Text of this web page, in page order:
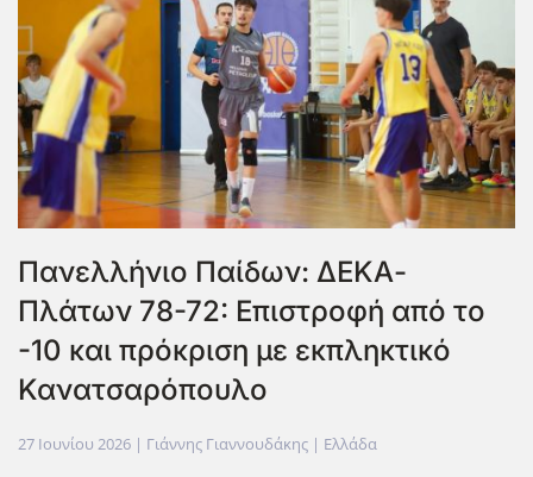
Πανελλήνιο Παίδων: ΔΕΚΑ-
Πλάτων 78-72: Επιστροφή από το
-10 και πρόκριση με εκπληκτικό
Κανατσαρόπουλο
27 Ιουνίου 2026 | Γιάννης Γιαννουδάκης | Ελλάδα